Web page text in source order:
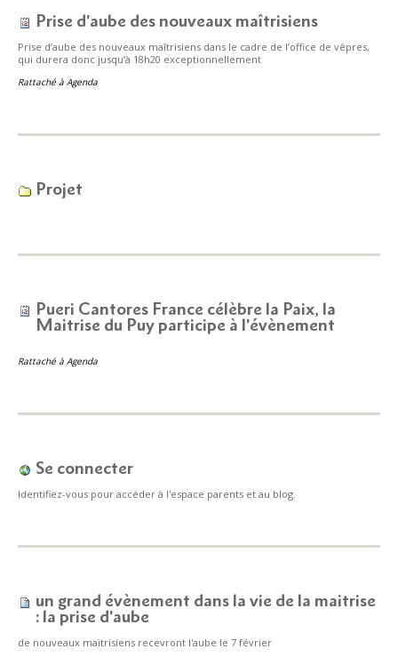
Prise d'aube des nouveaux maîtrisiens
Prise d’aube des nouveaux maîtrisiens dans le cadre de l’office de vêpres,
qui durera donc jusqu’à 18h20 exceptionnellement
Rattaché à Agenda
Projet
Pueri Cantores France célèbre la Paix, la
Maitrise du Puy participe à l'évènement
Rattaché à Agenda
Se connecter
Identifiez-vous pour accéder à l'espace parents et au blog.
un grand évènement dans la vie de la maitrise
: la prise d'aube
de nouveaux maitrisiens recevront l'aube le 7 février